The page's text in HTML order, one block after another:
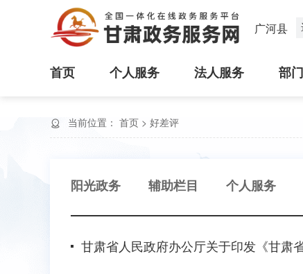
广河县
首页 个人服务 法人服务 部
当前位置： 首页 > 好差评
阳光政务 辅助栏目 个人服务
甘肃省人民政府办公厅关于印发《甘肃